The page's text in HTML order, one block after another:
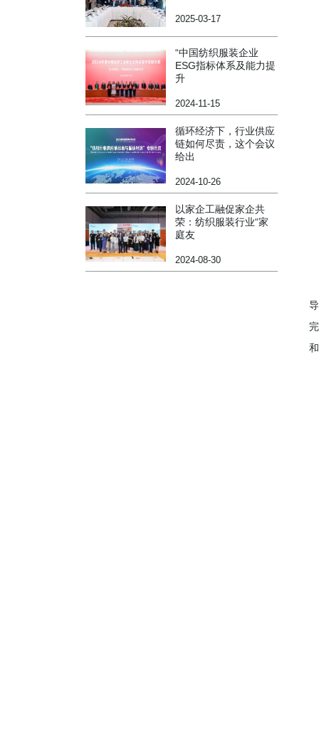
2025-03-17
“中国纺织服装企业
ESG指标体系及能力提
升
2024-11-15
循环经济下，行业供应
链如何尽责，这个会议
给出
2024-10-26
以家企工融促家企共
荣：纺织服装行业“家
庭友
2024-08-30